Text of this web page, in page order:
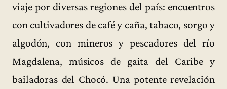
viaje por diversas regiones del país: encuentros
con cultivadores de café y caña, tabaco, sorgo y
algodón, con mineros y pescadores del río
Magdalena, músicos de gaita del Caribe y
bailadoras del Chocó. Una potente revelación